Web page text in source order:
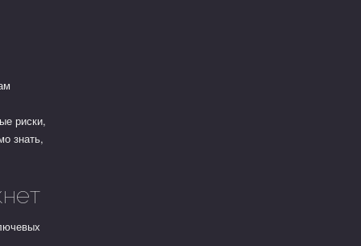
риски,
знать,